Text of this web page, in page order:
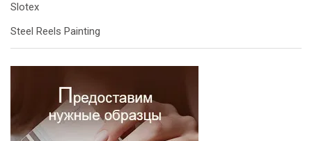
Slotex
Steel Reels Painting